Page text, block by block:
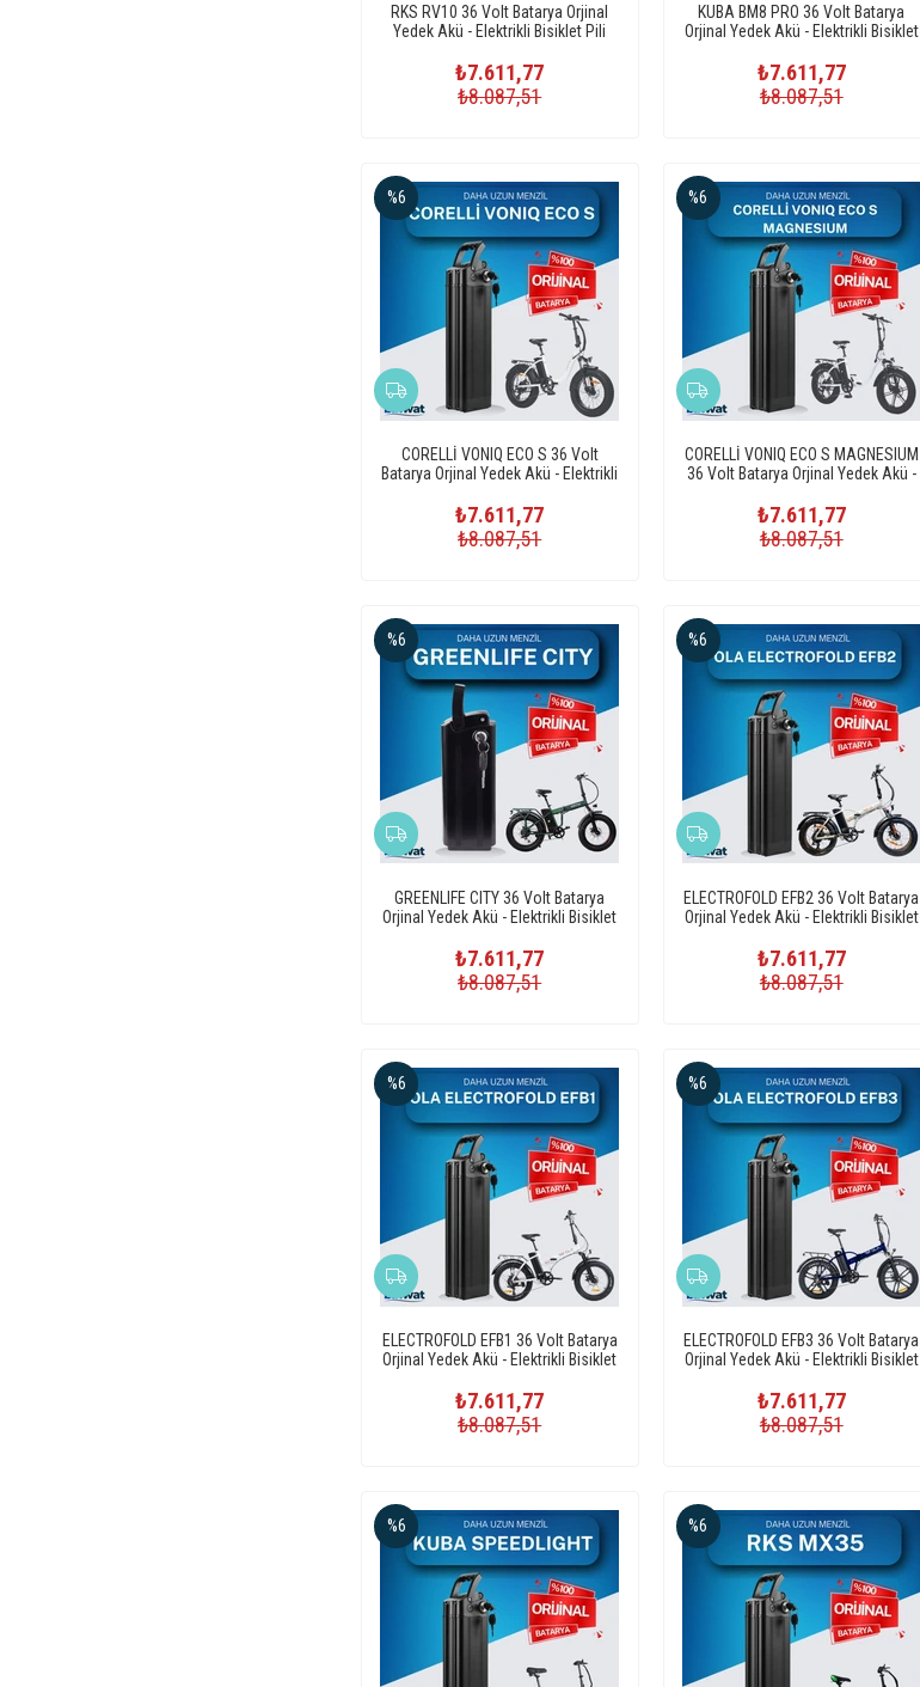
RKS RV10 36 Volt Batarya Orjinal
Yedek Akü - Elektrikli Bisiklet Pili
₺7.611,77
₺8.087,51
KUBA BM8 PRO 36 Volt Batarya
Orjinal Yedek Akü - Elektrikli Bisiklet
₺7.611,77
₺8.087,51
CORELLİ VONIQ ECO S 36 Volt
Batarya Orjinal Yedek Akü - Elektrikli
₺7.611,77
₺8.087,51
%6
CORELLİ VONIQ ECO S MAGNESIUM
36 Volt Batarya Orjinal Yedek Akü -
₺7.611,77
₺8.087,51
%6
GREENLIFE CITY 36 Volt Batarya
Orjinal Yedek Akü - Elektrikli Bisiklet
₺7.611,77
₺8.087,51
%6
ELECTROFOLD EFB2 36 Volt Batarya
Orjinal Yedek Akü - Elektrikli Bisiklet
₺7.611,77
₺8.087,51
%6
ELECTROFOLD EFB1 36 Volt Batarya
Orjinal Yedek Akü - Elektrikli Bisiklet
₺7.611,77
₺8.087,51
%6
ELECTROFOLD EFB3 36 Volt Batarya
Orjinal Yedek Akü - Elektrikli Bisiklet
₺7.611,77
₺8.087,51
%6
%6 %6